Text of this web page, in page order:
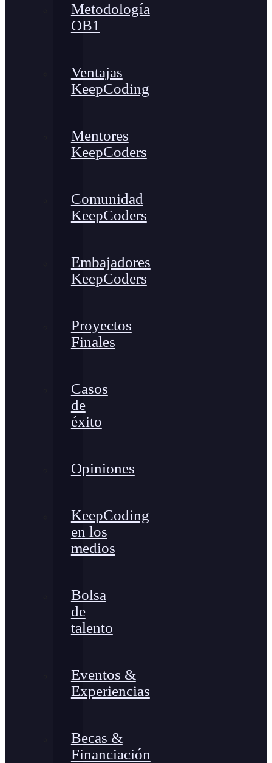
Metodología
OB1
Ventajas
KeepCoding
Mentores
KeepCoders
Comunidad
KeepCoders
Embajadores
KeepCoders
Proyectos
Finales
Casos
de
éxito
Opiniones
KeepCoding
en los
medios
Bolsa
de
talento
Eventos &
Experiencias
Becas &
Financiación